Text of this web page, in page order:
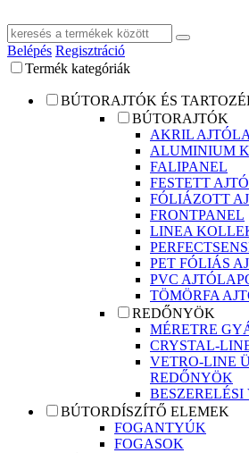
Belépés Regisztráció
Termék kategóriák
BÚTORAJTÓK ÉS
BÚTORAJTÓK
AKRIL
ALUMINIUM
FALIPANEL
FESTETT
FÓLIÁZOTT
FRONTPANEL
LINEA
PET FÓLIÁS
PVC
TÖMÖRFA
REDŐNYÖK
MÉRETRE
CRYSTAL-
VETRO-LINE
REDŐNYÖK
BÚTORDÍSZÍTŐ ELEMEK
FOGANTYÚK
FOGASOK